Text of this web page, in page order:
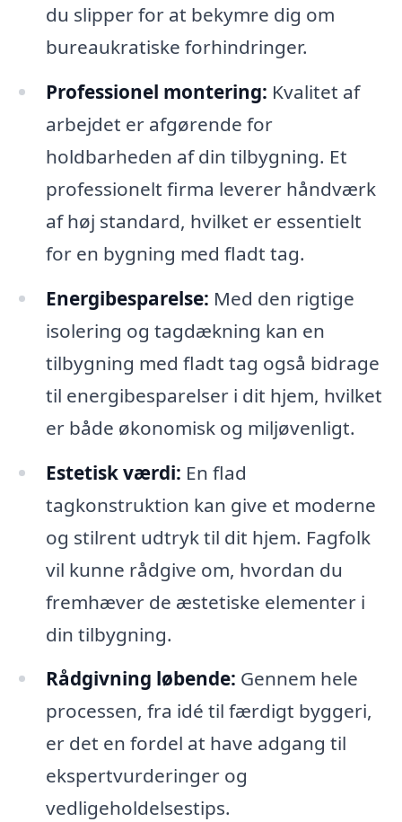
du slipper for at bekymre dig om
bureaukratiske forhindringer.
Professionel montering: Kvalitet af
arbejdet er afgørende for
holdbarheden af din tilbygning. Et
professionelt firma leverer håndværk
af høj standard, hvilket er essentielt
for en bygning med fladt tag.
Energibesparelse: Med den rigtige
isolering og tagdækning kan en
tilbygning med fladt tag også bidrage
til energibesparelser i dit hjem, hvilket
er både økonomisk og miljøvenligt.
Estetisk værdi: En flad
tagkonstruktion kan give et moderne
og stilrent udtryk til dit hjem. Fagfolk
vil kunne rådgive om, hvordan du
fremhæver de æstetiske elementer i
din tilbygning.
Rådgivning løbende: Gennem hele
processen, fra idé til færdigt byggeri,
er det en fordel at have adgang til
ekspertvurderinger og
vedligeholdelsestips.